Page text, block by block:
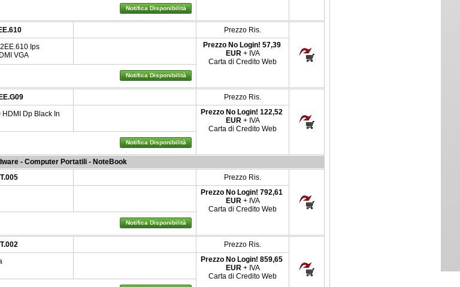
Notifica Disponibilità
Prezzo Ris.
Ips
VGA
Prezzo No Login! 57,39
EUR + IVA
Carta di Credito Web
Notifica Disponibilità
Prezzo Ris.
Dp Black In
Prezzo No Login! 122,52
EUR + IVA
Carta di Credito Web
Notifica Disponibilità
- Computer Portatili - NoteBook
Prezzo Ris.
Prezzo No Login! 792,61
EUR + IVA
Carta di Credito Web
Notifica Disponibilità
Prezzo Ris.
Prezzo No Login! 859,65
EUR + IVA
Carta di Credito Web